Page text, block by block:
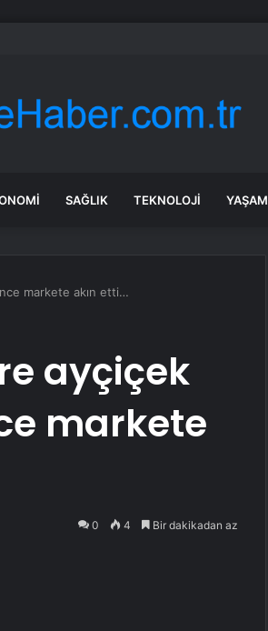
Festivali’nde
SAĞLIK TEKNOLOJI YAŞAM
markete akın etti…
ayçiçek
markete
0 4 Bir dakikadan az